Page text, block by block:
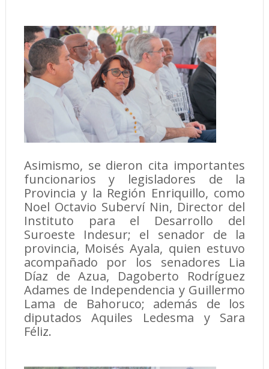
Asimismo, se dieron cita importantes
funcionarios y legisladores de la
Provincia y la Región Enriquillo, como
Noel Octavio Suberví Nin, Director del
Instituto para el Desarrollo del
Suroeste Indesur; el senador de la
provincia, Moisés Ayala, quien estuvo
acompañado por los senadores Lia
Díaz de Azua, Dagoberto Rodríguez
Adames de Independencia y Guillermo
Lama de Bahoruco; además de los
diputados Aquiles Ledesma y Sara
Féliz.